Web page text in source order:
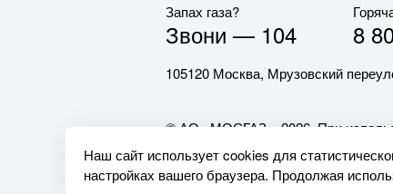
Запах газа?
Звони — 104 8
105120 Москва, Мрузовский
© АО «МОСГАЗ», 2026. При
обязательна.
Наш сайт использует cookies для
настройках вашего браузера. Продолжая